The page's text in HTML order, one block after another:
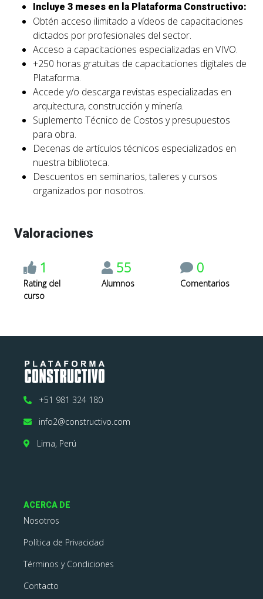
Incluye 3 meses en la Plataforma Constructivo:
Obtén acceso ilimitado a vídeos de capacitaciones
dictados por profesionales del sector.
Acceso a capacitaciones especializadas en VIVO.
+250 horas gratuitas de capacitaciones digitales de
Plataforma.
Accede y/o descarga revistas especializadas en
arquitectura, construcción y minería.
Suplemento Técnico de Costos y presupuestos
para obra.
Decenas de artículos técnicos especializados en
nuestra biblioteca.
Descuentos en seminarios, talleres y cursos
organizados por nosotros.
Valoraciones
1
Rating del
curso
55
Alumnos
0
Comentarios
+51 981 324 180
info2@constructivo.com
Lima, Perú
ACERCA DE
Nosotros
Política de Privacidad
Términos y Condiciones
Contacto